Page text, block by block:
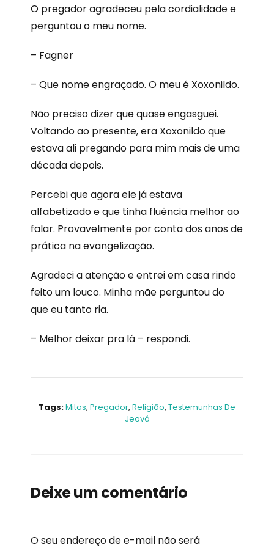
O pregador agradeceu pela cordialidade e
perguntou o meu nome.
– Fagner
– Que nome engraçado. O meu é Xoxonildo.
Não preciso dizer que quase engasguei.
Voltando ao presente, era Xoxonildo que
estava ali pregando para mim mais de uma
década depois.
Percebi que agora ele já estava
alfabetizado e que tinha fluência melhor ao
falar. Provavelmente por conta dos anos de
prática na evangelização.
Agradeci a atenção e entrei em casa rindo
feito um louco. Minha mãe perguntou do
que eu tanto ria.
– Melhor deixar pra lá – respondi.
Tags:Mitos, Pregador, Religião, Testemunhas De
Jeová
Deixe um comentário
O seu endereço de e-mail não será